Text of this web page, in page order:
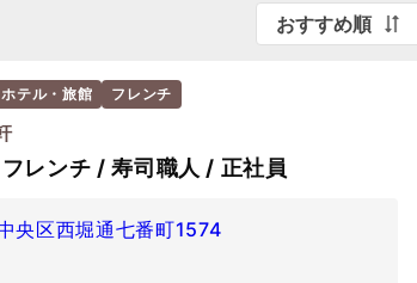
おすすめ順
ホテル・旅館 フレンチ
レンチ / 寿司職人 / 正社員
央区西堀通七番町1574